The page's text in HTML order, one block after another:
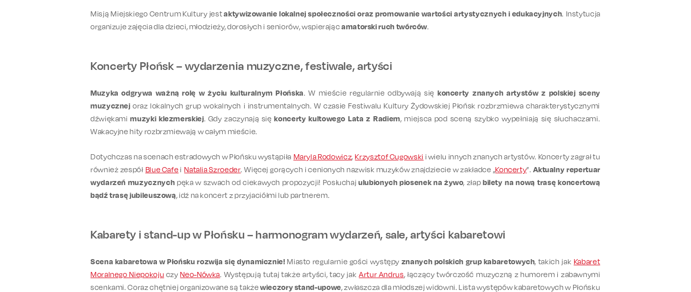
Misją Miejskiego Centrum Kultury jestaktywizowanie lokalnej społeczności oraz promowanie wartości artystycznych i edukacyjnych. Instytucja
organizuje zajęcia dla dzieci, młodzieży, dorosłych i seniorów, wspierającamatorski ruch twórców.
Koncerty Płońsk – wydarzenia muzyczne, festiwale, artyści
Muzyka odgrywa ważną rolę w życiu kulturalnym Płońska. W mieście regularnie odbywają się koncerty znanych artystów z polskiej sceny
muzycznej oraz lokalnych grup wokalnych i instrumentalnych. W czasie Festiwalu Kultury Żydowskiej Płońsk rozbrzmiewa charakterystycznymi
dźwiękamimuzyki klezmerskiej. Gdy zaczynają siękoncerty kultowego Lata z Radiem, miejsca pod sceną szybko wypełniają się słuchaczami.
Wakacyjne hity rozbrzmiewają w całym mieście.
Dotychczas na scenach estradowych w Płońsku wystąpiła Maryla Rodowicz,Krzysztof Cugowski i wielu innych znanych artystów. Koncerty zagrał tu
również zespół Blue CafeiNatalia Szroeder. Więcej gorących i cenionych nazwisk muzyków znajdziecie w zakładce „Koncerty”.Aktualny repertuar
wydarzeń muzycznych pęka w szwach od ciekawych propozycji! Posłuchajulubionych piosenek na żywo, złap bilety na nową trasę koncertową
bądź trasę jubileuszową, idź na koncert z przyjaciółmi lub partnerem.
Kabarety i stand-up w Płońsku – harmonogram wydarzeń, sale, artyści kabaretowi
Scena kabaretowa w Płońsku rozwija się dynamicznie! Miasto regularnie gości występy znanych polskich grup kabaretowych, takich jak Kabaret
Moralnego Niepokoju czyNeo-Nówka. Występują tutaj także artyści, tacy jak Artur Andrus, łączący twórczość muzyczną z humorem i zabawnymi
scenkami. Coraz chętniej organizowane są takżewieczory stand-upowe, zwłaszcza dla młodszej widowni. Lista występów kabaretowych w Płońsku